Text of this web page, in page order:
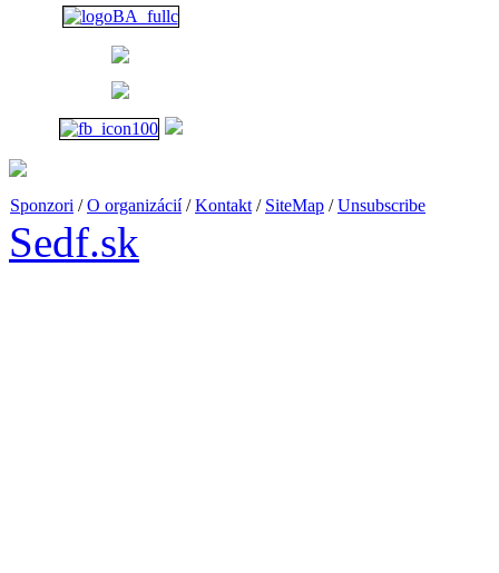
pondelka 13.00 - 18.00
Sponzori /O organizácií/Kontakt / SiteMap /Unsubscribe
Sedf.sk